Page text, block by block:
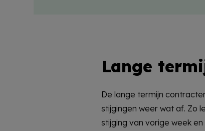
Lange
De lange termijn
stijgingen weer wat af. Zo
stijging van vorige week
voldoen aan Poetins roebel-
2023 leverde bijna 9 €/
CSS steeg met 2,8 €/MWh